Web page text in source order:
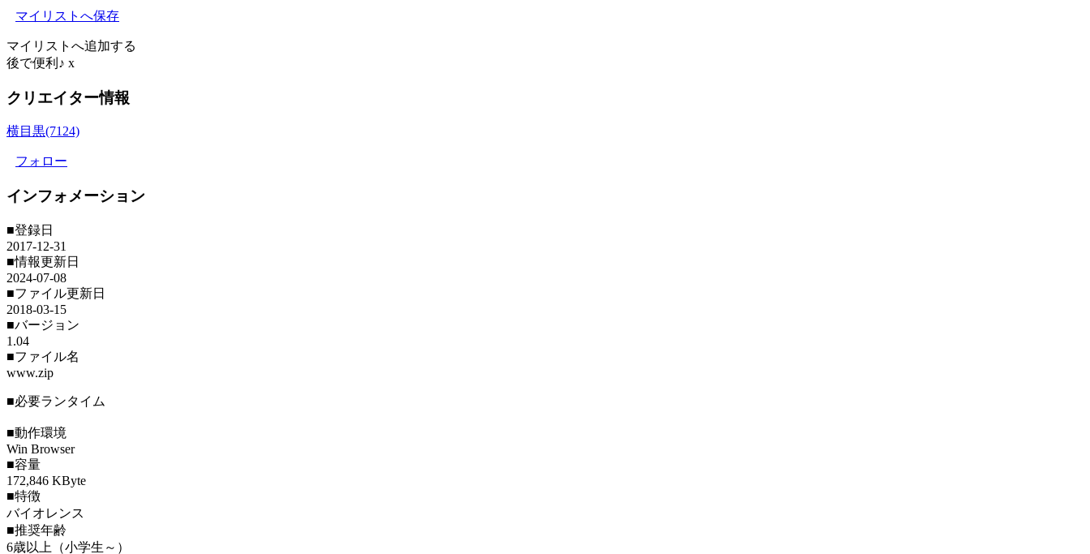
マイリストへ保存
マイリストへ追加する
後で便利♪ x
クリエイター情報
横目黒(7124)
フォロー
インフォメーション
■登録日
2017-12-31
■情報更新日
2024-07-08
■ファイル更新日
2018-03-15
■バージョン
1.04
■ファイル名
www.zip
■必要ランタイム
■動作環境
Win Browser
■容量
172,846 KByte
■特徴
バイオレンス
■推奨年齢
6歳以上（小学生～）